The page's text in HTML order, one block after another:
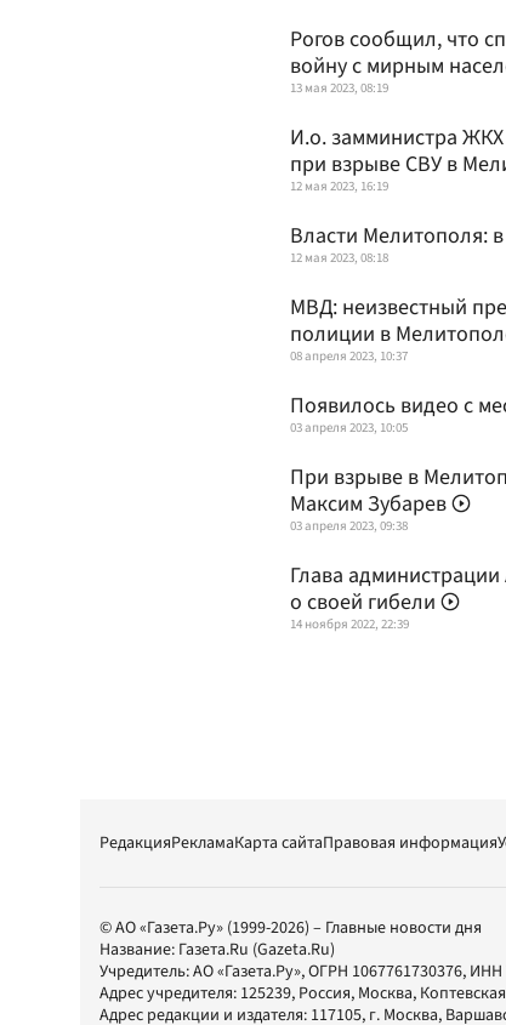
Рогов сообщил, что
войну с мирным
13 мая 2023, 08:19
И.о. замминистра
при взрыве СВУ в
12 мая 2023, 16:19
Власти Мелитополя:
12 мая 2023, 08:18
МВД: неизвестный
полиции в
08 апреля 2023, 10:37
Появилось видео с
03 апреля 2023, 10:05
При взрыве в
Максим Зубарев
03 апреля 2023, 09:38
Глава
о своей гибели
14 ноября 2022, 22:39
РедакцияРекламаКарта сайтаПравовая информация
© АО «Газета.Ру» (1999-2026) – Главные новости дня
Название: Газета.Ru (Gazeta.Ru)
Учредитель:АО «Газета.Ру», ОГРН 1067761730376, ИНН
Адрес учредителя: 125239, Россия, Москва,
Адрес редакции и издателя: 117105, г. Москва,